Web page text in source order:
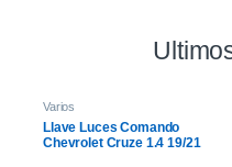
Varios
Llave Luces Comando
Chevrolet Cruze 1.4 19/21